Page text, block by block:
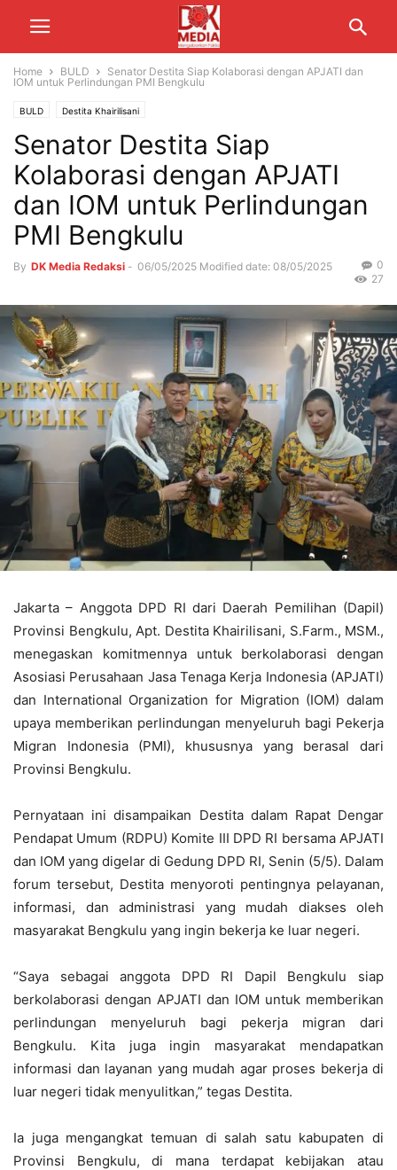
Home BULD
Senator Destita Siap Kolaborasi dengan APJATI dan
IOM untuk Perlindungan PMI Bengkulu
BULD Destita Khairilisani
Senator Destita Siap
Kolaborasi dengan APJATI
dan IOM untuk Perlindungan
PMI Bengkulu
By DK Media Redaksi - 06/05/2025 Modified date: 08/05/2025
0
27
Jakarta – Anggota DPD RI dari Daerah Pemilihan (Dapil)
Provinsi Bengkulu, Apt. Destita Khairilisani, S.Farm., MSM.,
menegaskan komitmennya untuk berkolaborasi dengan
Asosiasi Perusahaan Jasa Tenaga Kerja Indonesia (APJATI)
dan International Organization for Migration (IOM) dalam
upaya memberikan perlindungan menyeluruh bagi Pekerja
Migran Indonesia (PMI), khususnya yang berasal dari
Provinsi Bengkulu.
Pernyataan ini disampaikan Destita dalam Rapat Dengar
Pendapat Umum (RDPU) Komite III DPD RI bersama APJATI
dan IOM yang digelar di Gedung DPD RI, Senin (5/5). Dalam
forum tersebut, Destita menyoroti pentingnya pelayanan,
informasi, dan administrasi yang mudah diakses oleh
masyarakat Bengkulu yang ingin bekerja ke luar negeri.
“Saya sebagai anggota DPD RI Dapil Bengkulu siap
berkolaborasi dengan APJATI dan IOM untuk memberikan
perlindungan menyeluruh bagi pekerja migran dari
Bengkulu. Kita juga ingin masyarakat mendapatkan
informasi dan layanan yang mudah agar proses bekerja di
luar negeri tidak menyulitkan,” tegas Destita.
Ia juga mengangkat temuan di salah satu kabupaten di
Provinsi Bengkulu, di mana terdapat kebijakan atau